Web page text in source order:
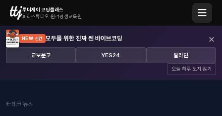
투더제이 코딩클래스
피라스튜디오 원격평생교육원
NEW 신간 모두를 위한 진짜 쎈 바이브코딩
교보문고 YES24 알라딘
오늘 하루 보지 않기
×
테크 뉴스